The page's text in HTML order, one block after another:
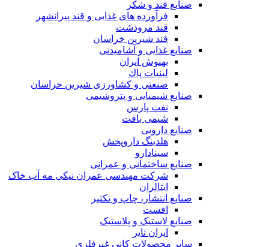
صنایع قند و شکر
فرآورده های غذایی و قند پیرانشهر
قند مرودشت
قند شیرین خراسان
صنایع غذايی و آشاميدنی
بهنوش ایران
لبنيات پاك
صنعتی و کشاورزی شیرین خراسان
صنایع شیمیایی و پتروشیمی
نفت پارس
شیمی بافت
صنایع دارویی
هلدینگ داروپخش
سینادارو
صنایع ساختمانی و عمرانی
شرکت مهندسی عمران نیکی مه آب خاک
ایتالران
صنایع انتشار، چاپ و تکثير
افست
صنایع لاستیک و پلاستیک
ایران تایر
ساير محصولات كانی غيرفلزی